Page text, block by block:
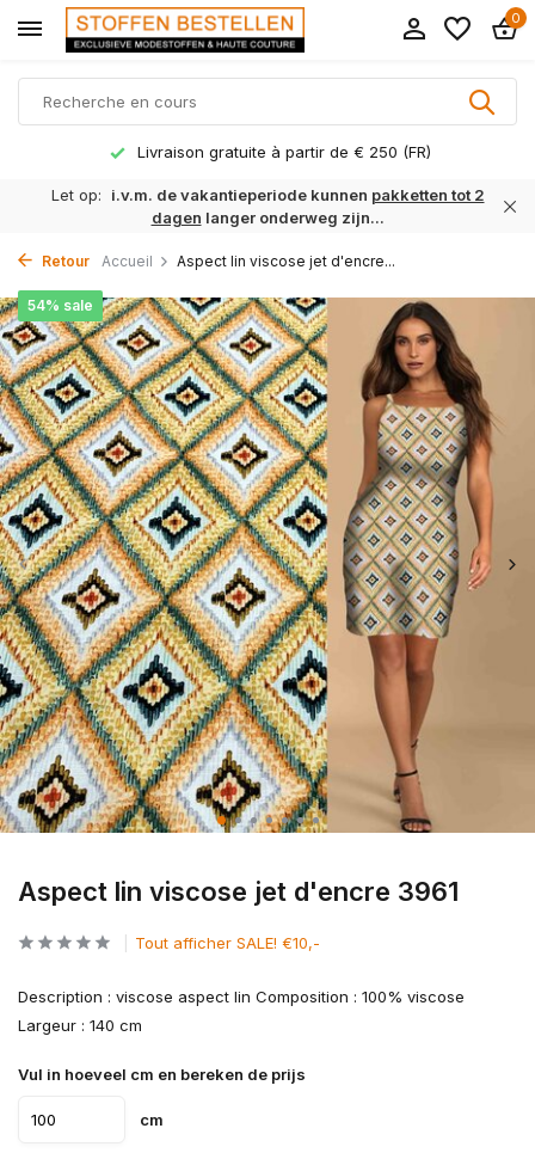
0
Livraison gratuite à partir de € 250 (FR)
Let op: i.v.m. de vakantieperiode kunnen pakketten tot 2
dagen langer onderweg zijn...
Retour Accueil Aspect lin viscose jet d'encre...
Aspect lin viscose jet d'encre 3961
54% sale
Tout afficher SALE! €10,-
Description : viscose aspect lin Composition : 100% viscose
Largeur : 140 cm
Vul in hoeveel cm en bereken de prijs
cm